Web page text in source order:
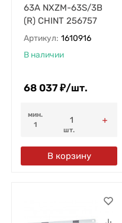
63А NXZM-63S/3B
(R) CHINT 256757
Артикул: 1610916
В наличии
68 037 ₽/шт.
мин.
1
шт.
В корзину